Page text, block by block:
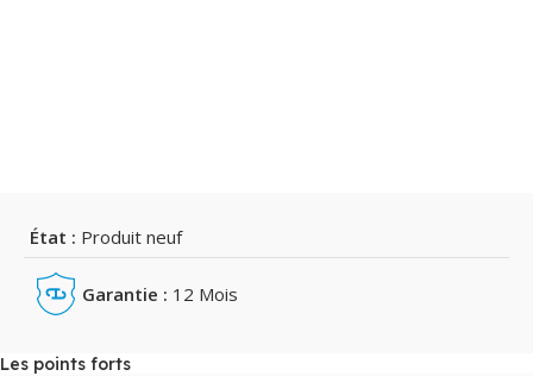
État : Produit neuf
Garantie : 12 Mois
Les points forts